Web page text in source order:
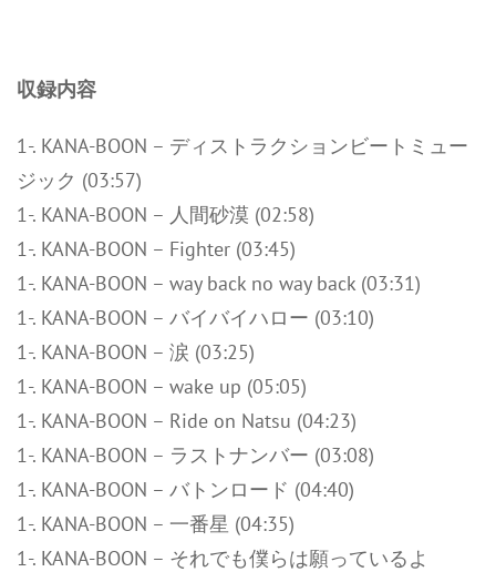
収録内容
1-. KANA-BOON – ディストラクションビートミュー
ジック (03:57)
1-. KANA-BOON – 人間砂漠 (02:58)
1-. KANA-BOON – Fighter (03:45)
1-. KANA-BOON – way back no way back (03:31)
1-. KANA-BOON – バイバイハロー (03:10)
1-. KANA-BOON – 涙 (03:25)
1-. KANA-BOON – wake up (05:05)
1-. KANA-BOON – Ride on Natsu (04:23)
1-. KANA-BOON – ラストナンバー (03:08)
1-. KANA-BOON – バトンロード (04:40)
1-. KANA-BOON – 一番星 (04:35)
1-. KANA-BOON – それでも僕らは願っているよ